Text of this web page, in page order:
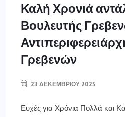
Καλή Χρονιά
Βουλευτής
Γρεβενών
23 ΔΕΚΕΜΒΡΊΟΥ 2025
Ευχές για Χρόνια Πολλά και